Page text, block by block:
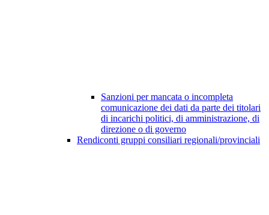
Sanzioni per mancata o incompleta
comunicazione dei dati da parte dei titolari
di incarichi politici, di amministrazione, di
direzione o di governo
Rendiconti gruppi consiliari regionali/provinciali